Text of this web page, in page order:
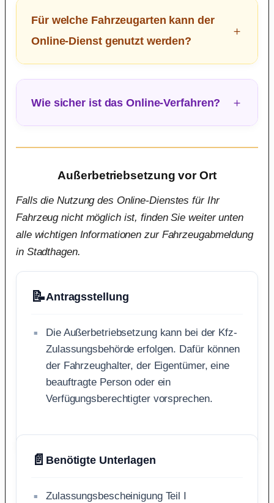
Für welche Fahrzeugarten kann der
Online-Dienst genutzt werden?
Wie sicher ist das Online-Verfahren?
Außerbetriebsetzung vor Ort
Falls die Nutzung des Online-Dienstes für Ihr
Fahrzeug nicht möglich ist, finden Sie weiter unten
alle wichtigen Informationen zur Fahrzeugabmeldung
in Stadthagen.
📝Antragsstellung
Die Außerbetriebsetzung kann bei der Kfz-
Zulassungsbehörde erfolgen. Dafür können
der Fahrzeughalter, der Eigentümer, eine
beauftragte Person oder ein
Verfügungsberechtigter vorsprechen.
📄 Benötigte Unterlagen
Zulassungsbescheinigung Teil I